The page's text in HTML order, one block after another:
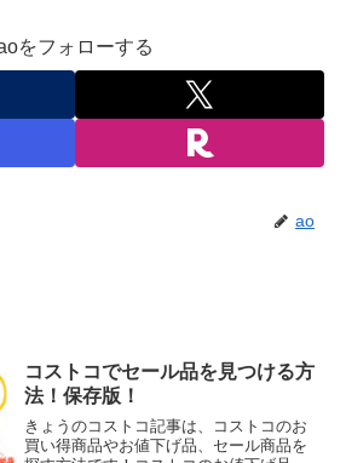
をフォローする
ao
コストコでセール品を見つける方
法！保存版！
きょうのコストコ記事は、コストコのお
買い得商品やお値下げ品、セール商品を